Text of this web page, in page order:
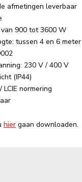
afmetingen leverbaar
900 tot 3600 W
tussen 4 en 6 meter
230 V / 400 V
(IP44)
LCIE normering
hier gaan downloaden.